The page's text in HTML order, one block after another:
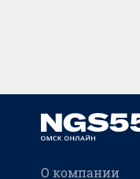
О компании